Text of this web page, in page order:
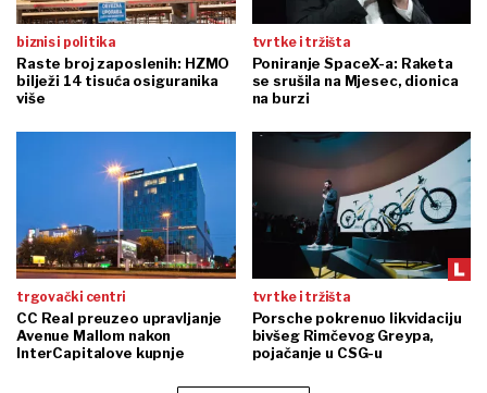
biznis i politika
Raste broj zaposlenih: HZMO
bilježi 14 tisuća osiguranika
više
tvrtke i tržišta
Poniranje SpaceX-a: Raketa
se srušila na Mjesec, dionica
na burzi
trgovački centri
CC Real preuzeo upravljanje
Avenue Mallom nakon
InterCapitalove kupnje
tvrtke i tržišta
Porsche pokrenuo likvidaciju
bivšeg Rimčevog Greypa,
pojačanje u CSG-u